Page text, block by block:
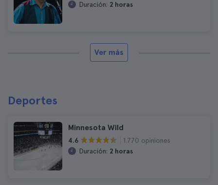
Duración: 2 horas
Ver más
Deportes
Minnesota Wild
4.6
1.770 opiniones
Duración: 2 horas